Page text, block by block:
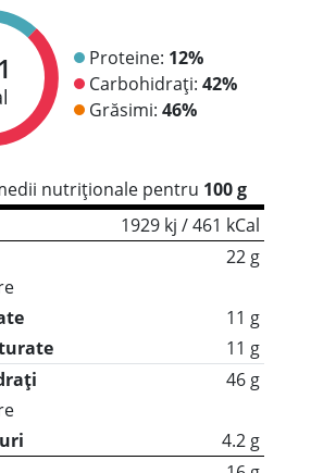
Proteine: 12%
Carbohidrați: 42%
Grăsimi: 46%
nutriționale pentru 100 g
1929 kj / 461 kCal
22 g
11 g
11 g
46 g
4.2 g